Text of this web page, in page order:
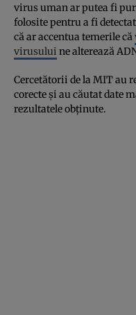
virus uman ar putea fi
folosite pentru a fi
că ar accentua temerile că
virusului ne alterează
Cercetătorii de la MIT au
corecte și au căutat date
rezultatele obținute.